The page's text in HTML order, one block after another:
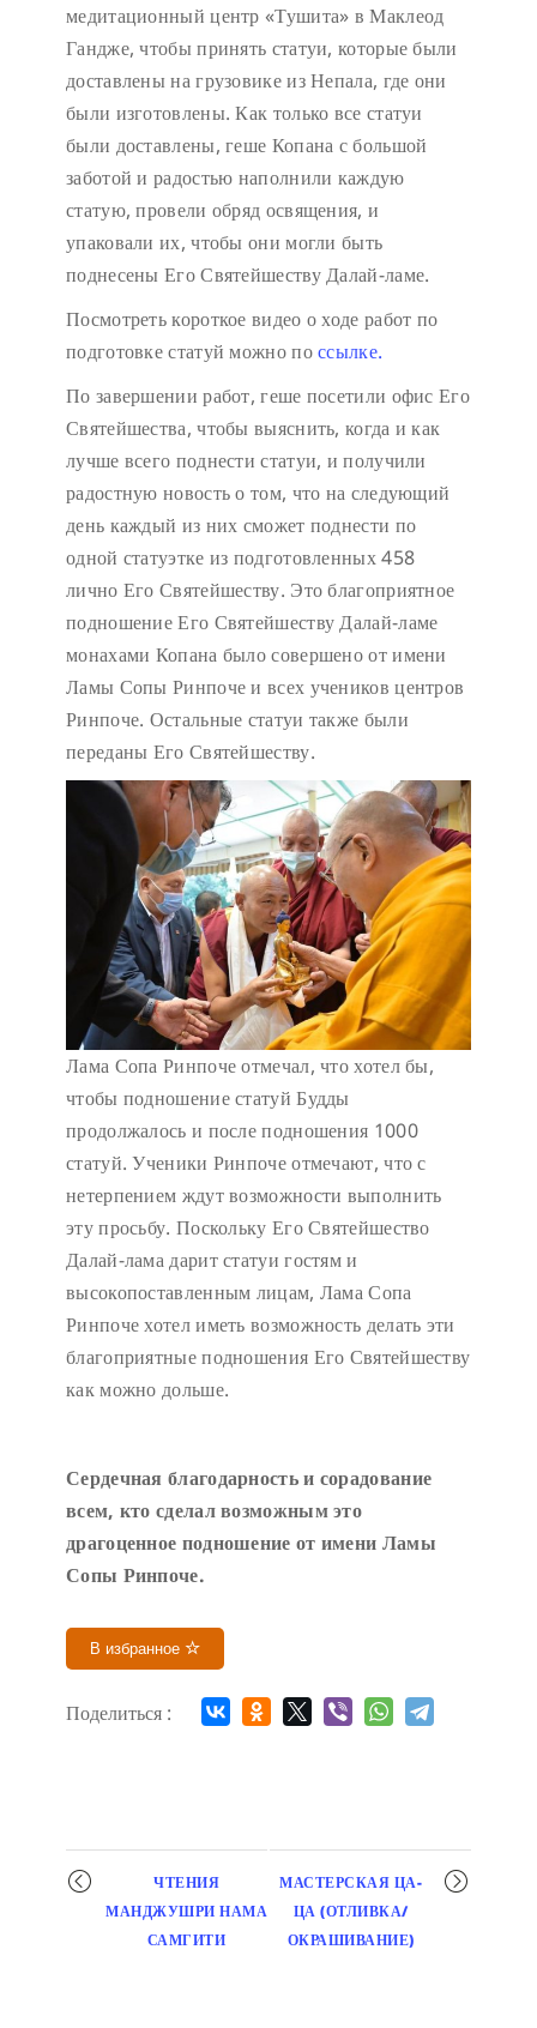
медитационный центр «Тушита» в Маклеод
Гандже, чтобы принять статуи, которые были
доставлены на грузовике из Непала, где они
были изготовлены. Как только все статуи
были доставлены, геше Копана с большой
заботой и радостью наполнили каждую
статую, провели обряд освящения, и
упаковали их, чтобы они могли быть
поднесены Его Святейшеству Далай-ламе.
Посмотреть короткое видео о ходе работ по
подготовке статуй можно поссылке.
По завершении работ, геше посетили офис Его
Святейшества, чтобы выяснить, когда и как
лучше всего поднести статуи, и получили
радостную новость о том, что на следующий
день каждый из них сможет поднести по
одной статуэтке из подготовленных 458
лично Его Святейшеству. Это благоприятное
подношение Его Святейшеству Далай-ламе
монахами Копана было совершено от имени
Ламы Сопы Ринпоче и всех учеников центров
Ринпоче. Остальные статуи также были
переданы Его Святейшеству.
Лама Сопа Ринпоче отмечал, что хотел бы,
чтобы подношение статуй Будды
продолжалось и после подношения 1000
статуй. Ученики Ринпоче отмечают, что с
нетерпением ждут возможности выполнить
эту просьбу. Поскольку Его Святейшество
Далай-лама дарит статуи гостям и
высокопоставленным лицам, Лама Сопа
Ринпоче хотел иметь возможность делать эти
благоприятные подношения Его Святейшеству
как можно дольше.
Сердечная благодарность и сорадование
всем, кто сделал возможным это
драгоценное подношение от имени Ламы
Сопы Ринпоче.
В избранное
Поделиться :
Мероприятие
навигация
ЧТЕНИЯ
МАНДЖУШРИ НАМА
САМГИТИ
МАСТЕРСКАЯ ЦА-
ЦА (ОТЛИВКА/
ОКРАШИВАНИЕ)